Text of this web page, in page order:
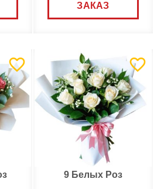
ЗАКАЗ
9 Белых Роз